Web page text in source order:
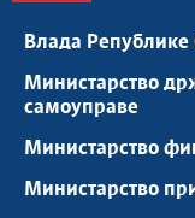
Влада Републике
Министарство
самоуправе
Министарство
Министарство